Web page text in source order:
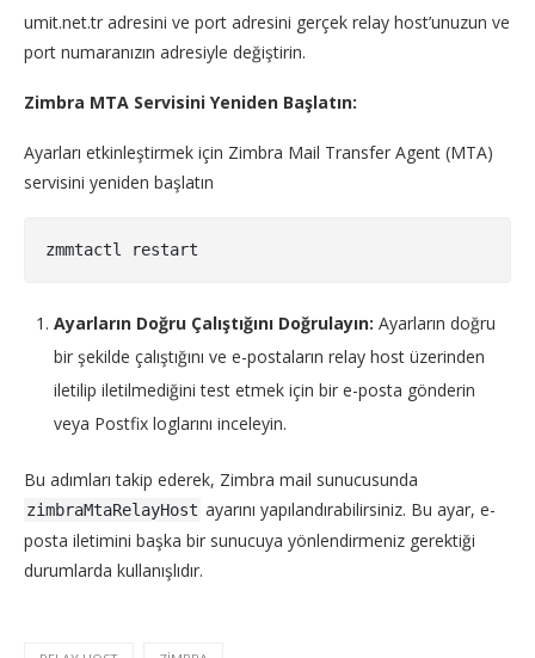
umit.net.tr adresini ve port adresini gerçek relay host’unuzun ve
port numaranızın adresiyle değiştirin.
Zimbra MTA Servisini Yeniden Başlatın:
Ayarları etkinleştirmek için Zimbra Mail Transfer Agent (MTA)
servisini yeniden başlatın
Ayarların Doğru Çalıştığını Doğrulayın: Ayarların doğru
bir şekilde çalıştığını ve e-postaların relay host üzerinden
iletilip iletilmediğini test etmek için bir e-posta gönderin
veya Postfix loglarını inceleyin.
Bu adımları takip ederek, Zimbra mail sunucusunda
zimbraMtaRelayHost ayarını yapılandırabilirsiniz. Bu ayar, e-
posta iletimini başka bir sunucuya yönlendirmeniz gerektiği
durumlarda kullanışlıdır.